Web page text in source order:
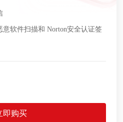
软件扫描和 Norton安全认证签
即购买